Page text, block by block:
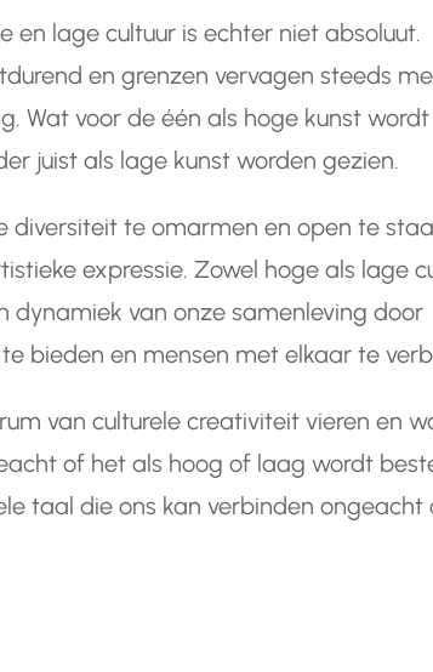
en lage cultuur is echter niet absoluut.
en grenzen vervagen steeds
Wat voor de één als hoge kunst wordt
juist als lage kunst worden gezien.
diversiteit te omarmen en open te
expressie. Zowel hoge als lage
dynamiek van onze samenleving door
bieden en mensen met elkaar te
van culturele creativiteit vieren en
of het als hoog of laag wordt
taal die ons kan verbinden ongeacht